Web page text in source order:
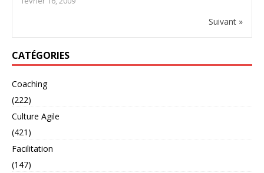
Suivant »
CATÉGORIES
Coaching
(222)
Culture Agile
(421)
Facilitation
(147)